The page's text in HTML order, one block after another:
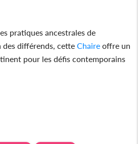
pratiques ancestrales de
différends, cette Chaire offre un
pour les défis contemporains